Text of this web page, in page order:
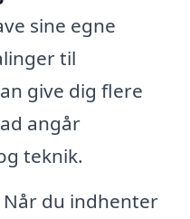
sine egne
til
give dig flere
angår
teknik.
Når du indhenter